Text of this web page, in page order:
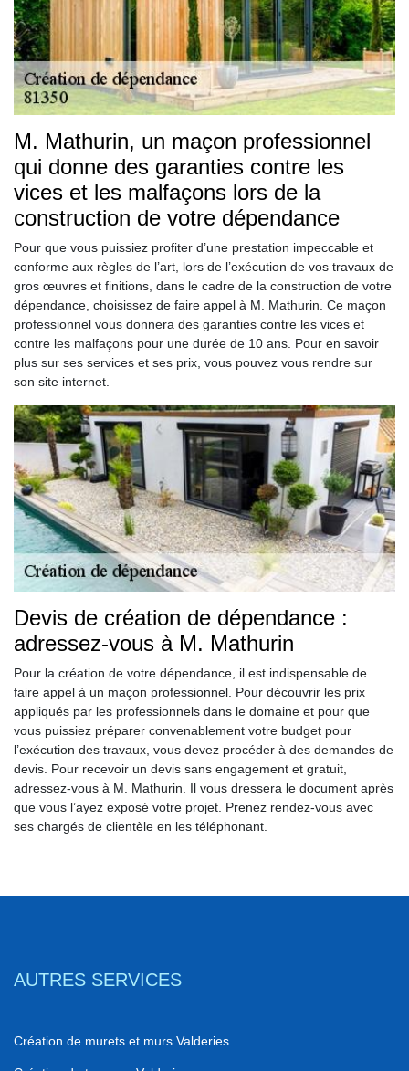
M. Mathurin, un maçon professionnel
qui donne des garanties contre les
vices et les malfaçons lors de la
construction de votre dépendance
Pour que vous puissiez profiter d’une prestation impeccable et
conforme aux règles de l’art, lors de l’exécution de vos travaux de
gros œuvres et finitions, dans le cadre de la construction de votre
dépendance, choisissez de faire appel à M. Mathurin. Ce maçon
professionnel vous donnera des garanties contre les vices et
contre les malfaçons pour une durée de 10 ans. Pour en savoir
plus sur ses services et ses prix, vous pouvez vous rendre sur
son site internet.
Devis de création de dépendance :
adressez-vous à M. Mathurin
Pour la création de votre dépendance, il est indispensable de
faire appel à un maçon professionnel. Pour découvrir les prix
appliqués par les professionnels dans le domaine et pour que
vous puissiez préparer convenablement votre budget pour
l’exécution des travaux, vous devez procéder à des demandes de
devis. Pour recevoir un devis sans engagement et gratuit,
adressez-vous à M. Mathurin. Il vous dressera le document après
que vous l’ayez exposé votre projet. Prenez rendez-vous avec
ses chargés de clientèle en les téléphonant.
AUTRES SERVICES
Création de murets et murs Valderies